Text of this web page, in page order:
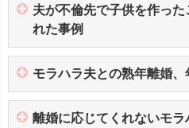
夫が不倫先で子供を作っ
れた事例
モラハラ夫との熟年離婚
離婚に応じてくれないモ